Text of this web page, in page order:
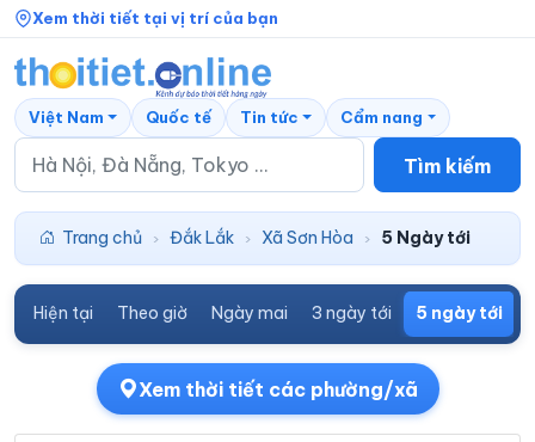
Xem thời tiết tại vị trí của bạn
Tìm kiếm
Việt Nam Quốc tế Tin tức Cẩm nang
Trang chủ › Đắk Lắk › Xã Sơn Hòa › 5 Ngày tới
Hiện tại Theo giờ Ngày mai 3 ngày tới 5 ngày tới
Xem thời tiết các phường/xã